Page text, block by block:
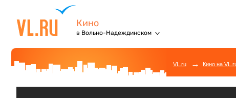
Кино
в Вольно-Надеждинском
VL.ru → Кино на